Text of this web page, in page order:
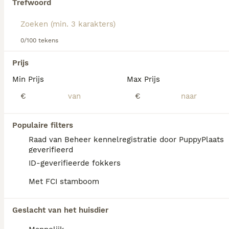
Trefwoord
0/100 tekens
Prijs
Min Prijs
€
Max Prijs
€
Populaire filters
Raad van Beheer kennelregistratie door PuppyPlaats
geverifieerd
ID-geverifieerde fokkers
Met FCI stamboom
Geslacht van het huisdier
Lees onzeDuitse Staande Hond Korthaar
We hebben 0 Duitse Staande Hond Korthaar
Als je toekomstige resultaten wil zien voor deze
exacte zoekopdracht, sla dan je zoekopdracht op en
vind jouw perfecte hond:
Zoekopdracht bewaren
FAQ's
Hoeveel kost een Duitse
Staande Hond Korthaar?
De gemiddelde prijs voor een Duitse